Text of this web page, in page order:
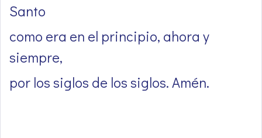
Santo
como era en el principio, ahora y
siempre,
por los siglos de los siglos. Amén.